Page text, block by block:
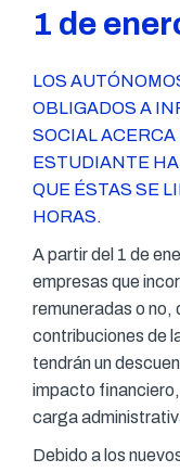
1 de
LOS
OBLIGADOS A
SOCIAL
ESTUDIANTE
QUE ÉSTAS SE
HORAS.
A partir del 1 de
empresas que
remuneradas o no,
contribuciones de
tendrán un
impacto financiero,
carga
Debido a los